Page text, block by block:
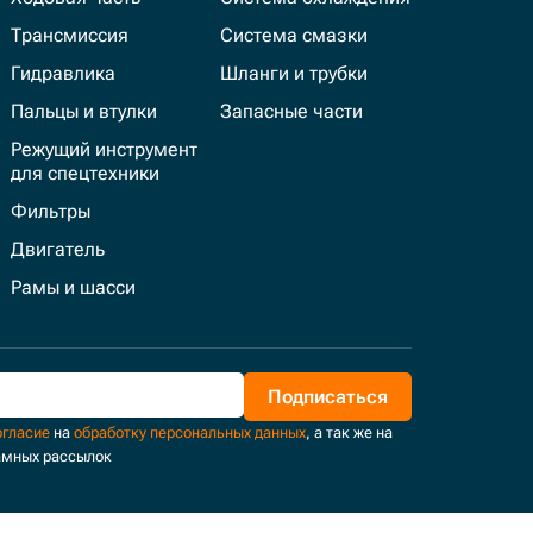
Трансмиссия
Гидравлика
Пальцы и втулки
Режущий инструмент
для спецтехники
Фильтры
Двигатель
Рамы и шасси
Система смазки
Шланги и трубки
Запасные части
Подписаться
на обработку персональных данных, а так же на
рассылок